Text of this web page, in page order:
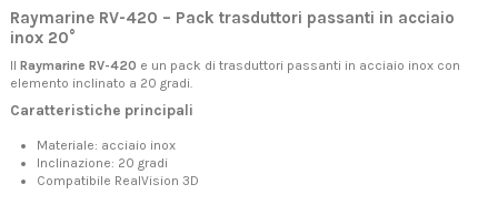
Raymarine RV-420 – Pack trasduttori passanti in acciaio
inox 20°
Il Raymarine RV-420 e un pack di trasduttori passanti in acciaio inox con
elemento inclinato a 20 gradi.
Caratteristiche principali
Materiale: acciaio inox
Inclinazione: 20 gradi
Compatibile RealVision 3D